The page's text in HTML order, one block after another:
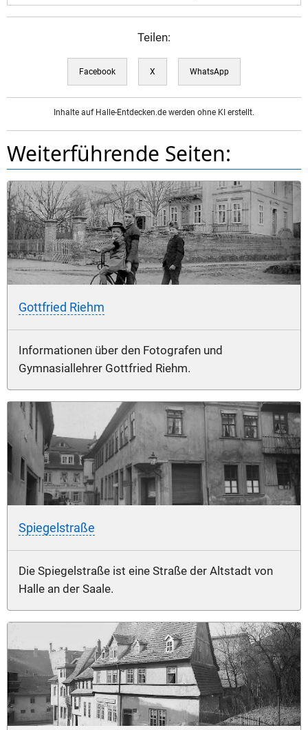
Teilen:
Facebook X WhatsApp
Inhalte auf Halle-Entdecken.de werden ohne KI erstellt.
Weiterführende Seiten:
Gottfried Riehm
Informationen über den Fotografen und
Gymnasiallehrer Gottfried Riehm.
Spiegelstraße
Die Spiegelstraße ist eine Straße der Altstadt von
Halle an der Saale.